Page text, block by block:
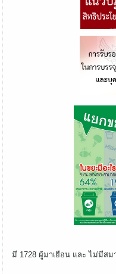
มี 1728 ผู้มาเยือน และ ไม่มีส